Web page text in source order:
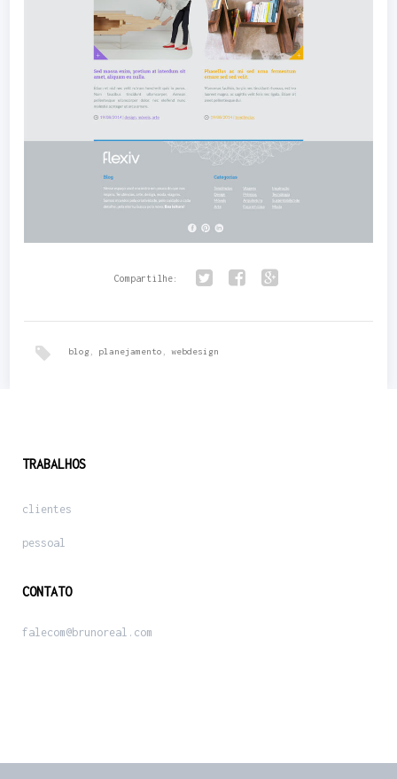
Compartilhe:
blog planejamento webdesign
TRABALHOS
clientes
pessoal
CONTATO
falecom@brunoreal.com